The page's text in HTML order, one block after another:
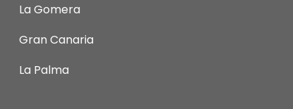
La Gomera
Gran Canaria
La Palma